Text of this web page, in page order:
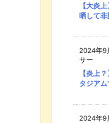
【大炎
晒して非
2024年9
サー
【炎上
タジア
2024年9